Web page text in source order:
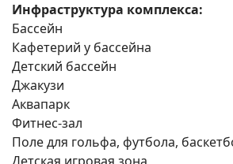
Инфраструктура комплекса:
Бассейн
Кафетерий у бассейна
Детский бассейн
Джакузи
Аквапарк
Фитнес-зал
Поле для гольфа, футбола,